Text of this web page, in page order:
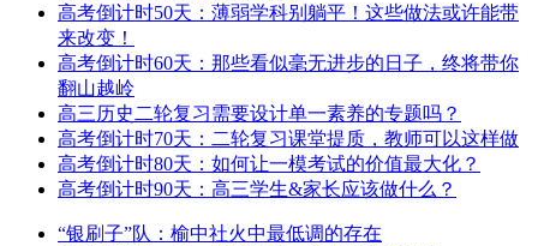
高考倒计时50天：薄弱学科别躺平！这些做法或许能带
来改变！
高考倒计时60天：那些看似毫无进步的日子，终将带你
翻山越岭
高三历史二轮复习需要设计单一素养的专题吗？
高考倒计时70天：二轮复习课堂提质，教师可以这样做
高考倒计时80天：如何让一模考试的价值最大化？
高考倒计时90天：高三学生&家长应该做什么？
“银刷子”队：榆中社火中最低调的存在